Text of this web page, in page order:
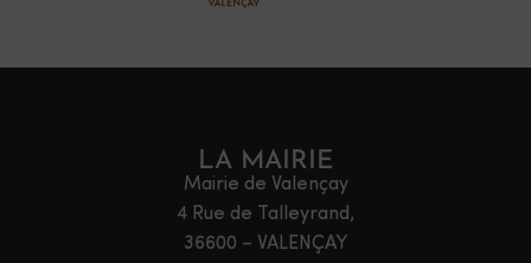
LA MAIRIE
Mairie de Valençay
4 Rue de Talleyrand,
36600 – VALENÇAY